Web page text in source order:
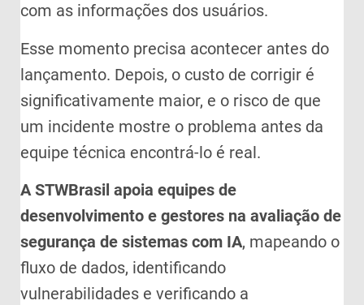
com as informações dos usuários.
Esse momento precisa acontecer antes do
lançamento. Depois, o custo de corrigir é
significativamente maior, e o risco de que
um incidente mostre o problema antes da
equipe técnica encontrá-lo é real.
A STWBrasil apoia equipes de
desenvolvimento e gestores na avaliação de
segurança de sistemas com IA, mapeando o
fluxo de dados, identificando
vulnerabilidades e verificando a